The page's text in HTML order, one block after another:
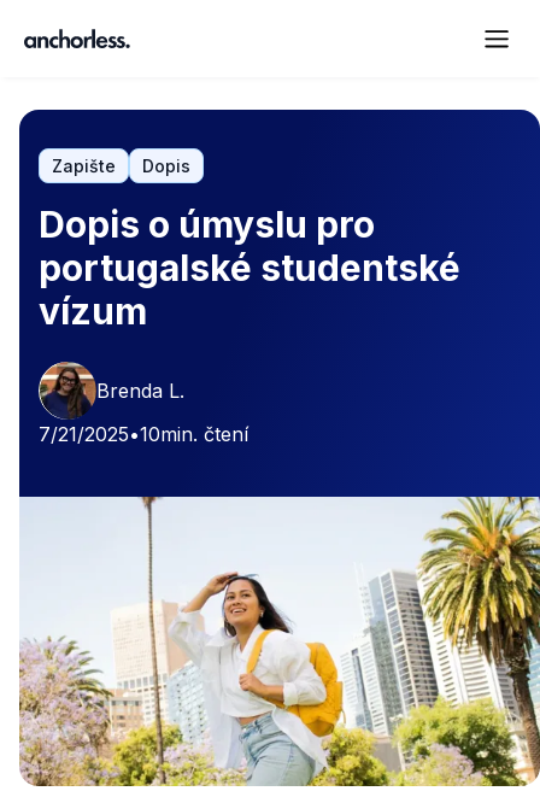
Zapište Dopis
Dopis o úmyslu pro
portugalské studentské
vízum
Brenda L.
7/21/2025•10min. čtení